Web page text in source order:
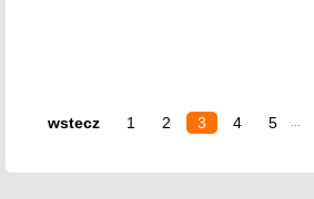
wstecz 1 2 3 4 5